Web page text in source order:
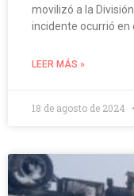
movilizó a la
incidente ocurrió en
LEER MÁS »
18 de agosto de 2024